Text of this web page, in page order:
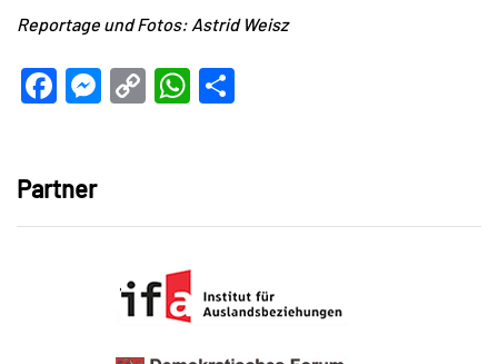
Reportage und Fotos: Astrid Weisz
Facebook
Messenger
CopyWhatsApp
Partner